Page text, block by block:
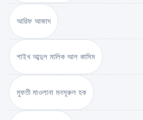
আরিফ আজাদ
শাইখ আব্দুল মালিক আল কাসিম
মুফতী মাওলানা মনসূরুল হক